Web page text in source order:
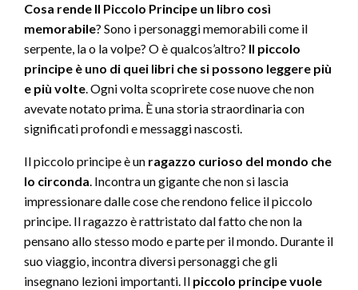
Cosa rende Il Piccolo Principe un libro così
memorabile? Sono i personaggi memorabili come il
serpente, la o la volpe? O è qualcos’altro? Il piccolo
principe è uno di quei libri che si possono leggere più
e più volte. Ogni volta scoprirete cose nuove che non
avevate notato prima. È una storia straordinaria con
significati profondi e messaggi nascosti.
Il piccolo principe è un ragazzo curioso del mondo che
lo circonda. Incontra un gigante che non si lascia
impressionare dalle cose che rendono felice il piccolo
principe. Il ragazzo è rattristato dal fatto che non la
pensano allo stesso modo e parte per il mondo. Durante il
suo viaggio, incontra diversi personaggi che gli
insegnano lezioni importanti. Il piccolo principe vuole